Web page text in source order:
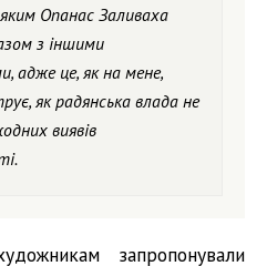
Опанас Заливаха
з іншими
адже це, як на мене,
як радянська влада не
виявів
запропонували